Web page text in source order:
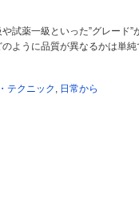
試薬一級といった”グレード
ように品質が異なるかは単
テクニック , 日常から